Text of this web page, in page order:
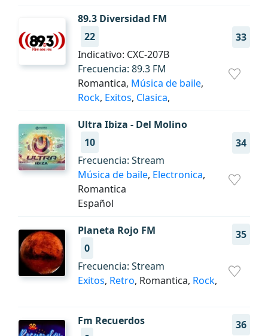
89.3 Diversidad FM
33
22
Indicativo: CXC-207B
Frecuencia: 89.3 FM
Romantica, Música de baile,
Rock, Exitos, Clasica,
Ultra Ibiza - Del Molino
34
10
Frecuencia: Stream
Música de baile, Electronica,
Romantica
Español
Planeta Rojo FM
35
0
Frecuencia: Stream
Exitos, Retro, Romantica, Rock,
Fm Recuerdos
36